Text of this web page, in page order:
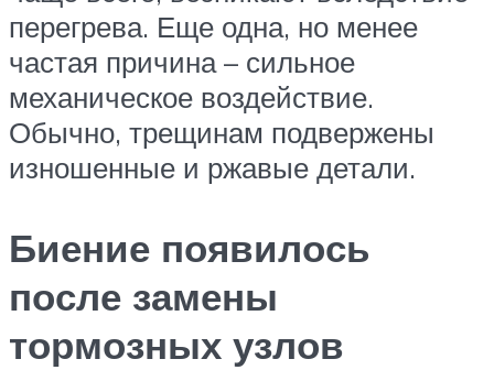
перегрева. Еще одна, но менее
частая причина – сильное
механическое воздействие.
Обычно, трещинам подвержены
изношенные и ржавые детали.
Биение появилось
после замены
тормозных узлов